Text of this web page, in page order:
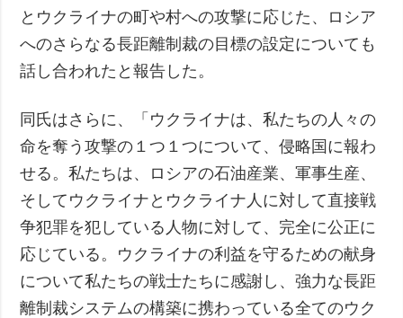
とウクライナの町や村への攻撃に応じた、ロシア
へのさらなる長距離制裁の目標の設定についても
話し合われたと報告した。
同氏はさらに、「ウクライナは、私たちの人々の
命を奪う攻撃の１つ１つについて、侵略国に報わ
せる。私たちは、ロシアの石油産業、軍事生産、
そしてウクライナとウクライナ人に対して直接戦
争犯罪を犯している人物に対して、完全に公正に
応じている。ウクライナの利益を守るための献身
について私たちの戦士たちに感謝し、強力な長距
離制裁システムの構築に携わっている全てのウク